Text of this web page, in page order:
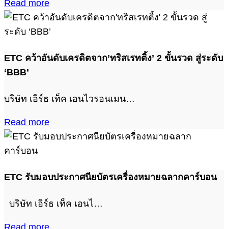
Read more
ETC คว้าอันดับเครดิตจาก’ทริสเรทติ้ง’ 2 ขั้นรวด สู่ระดับ
‘BBB’
บริษัท เอิร์ธ เท็ค เอนไวรอนเมน…
Read more
ETC รับมอบประกาศนียบัตรเครื่องหมายฉลากคาร์บอน
บริษัท เอิร์ธ เท็ค เอนไ…
Read more